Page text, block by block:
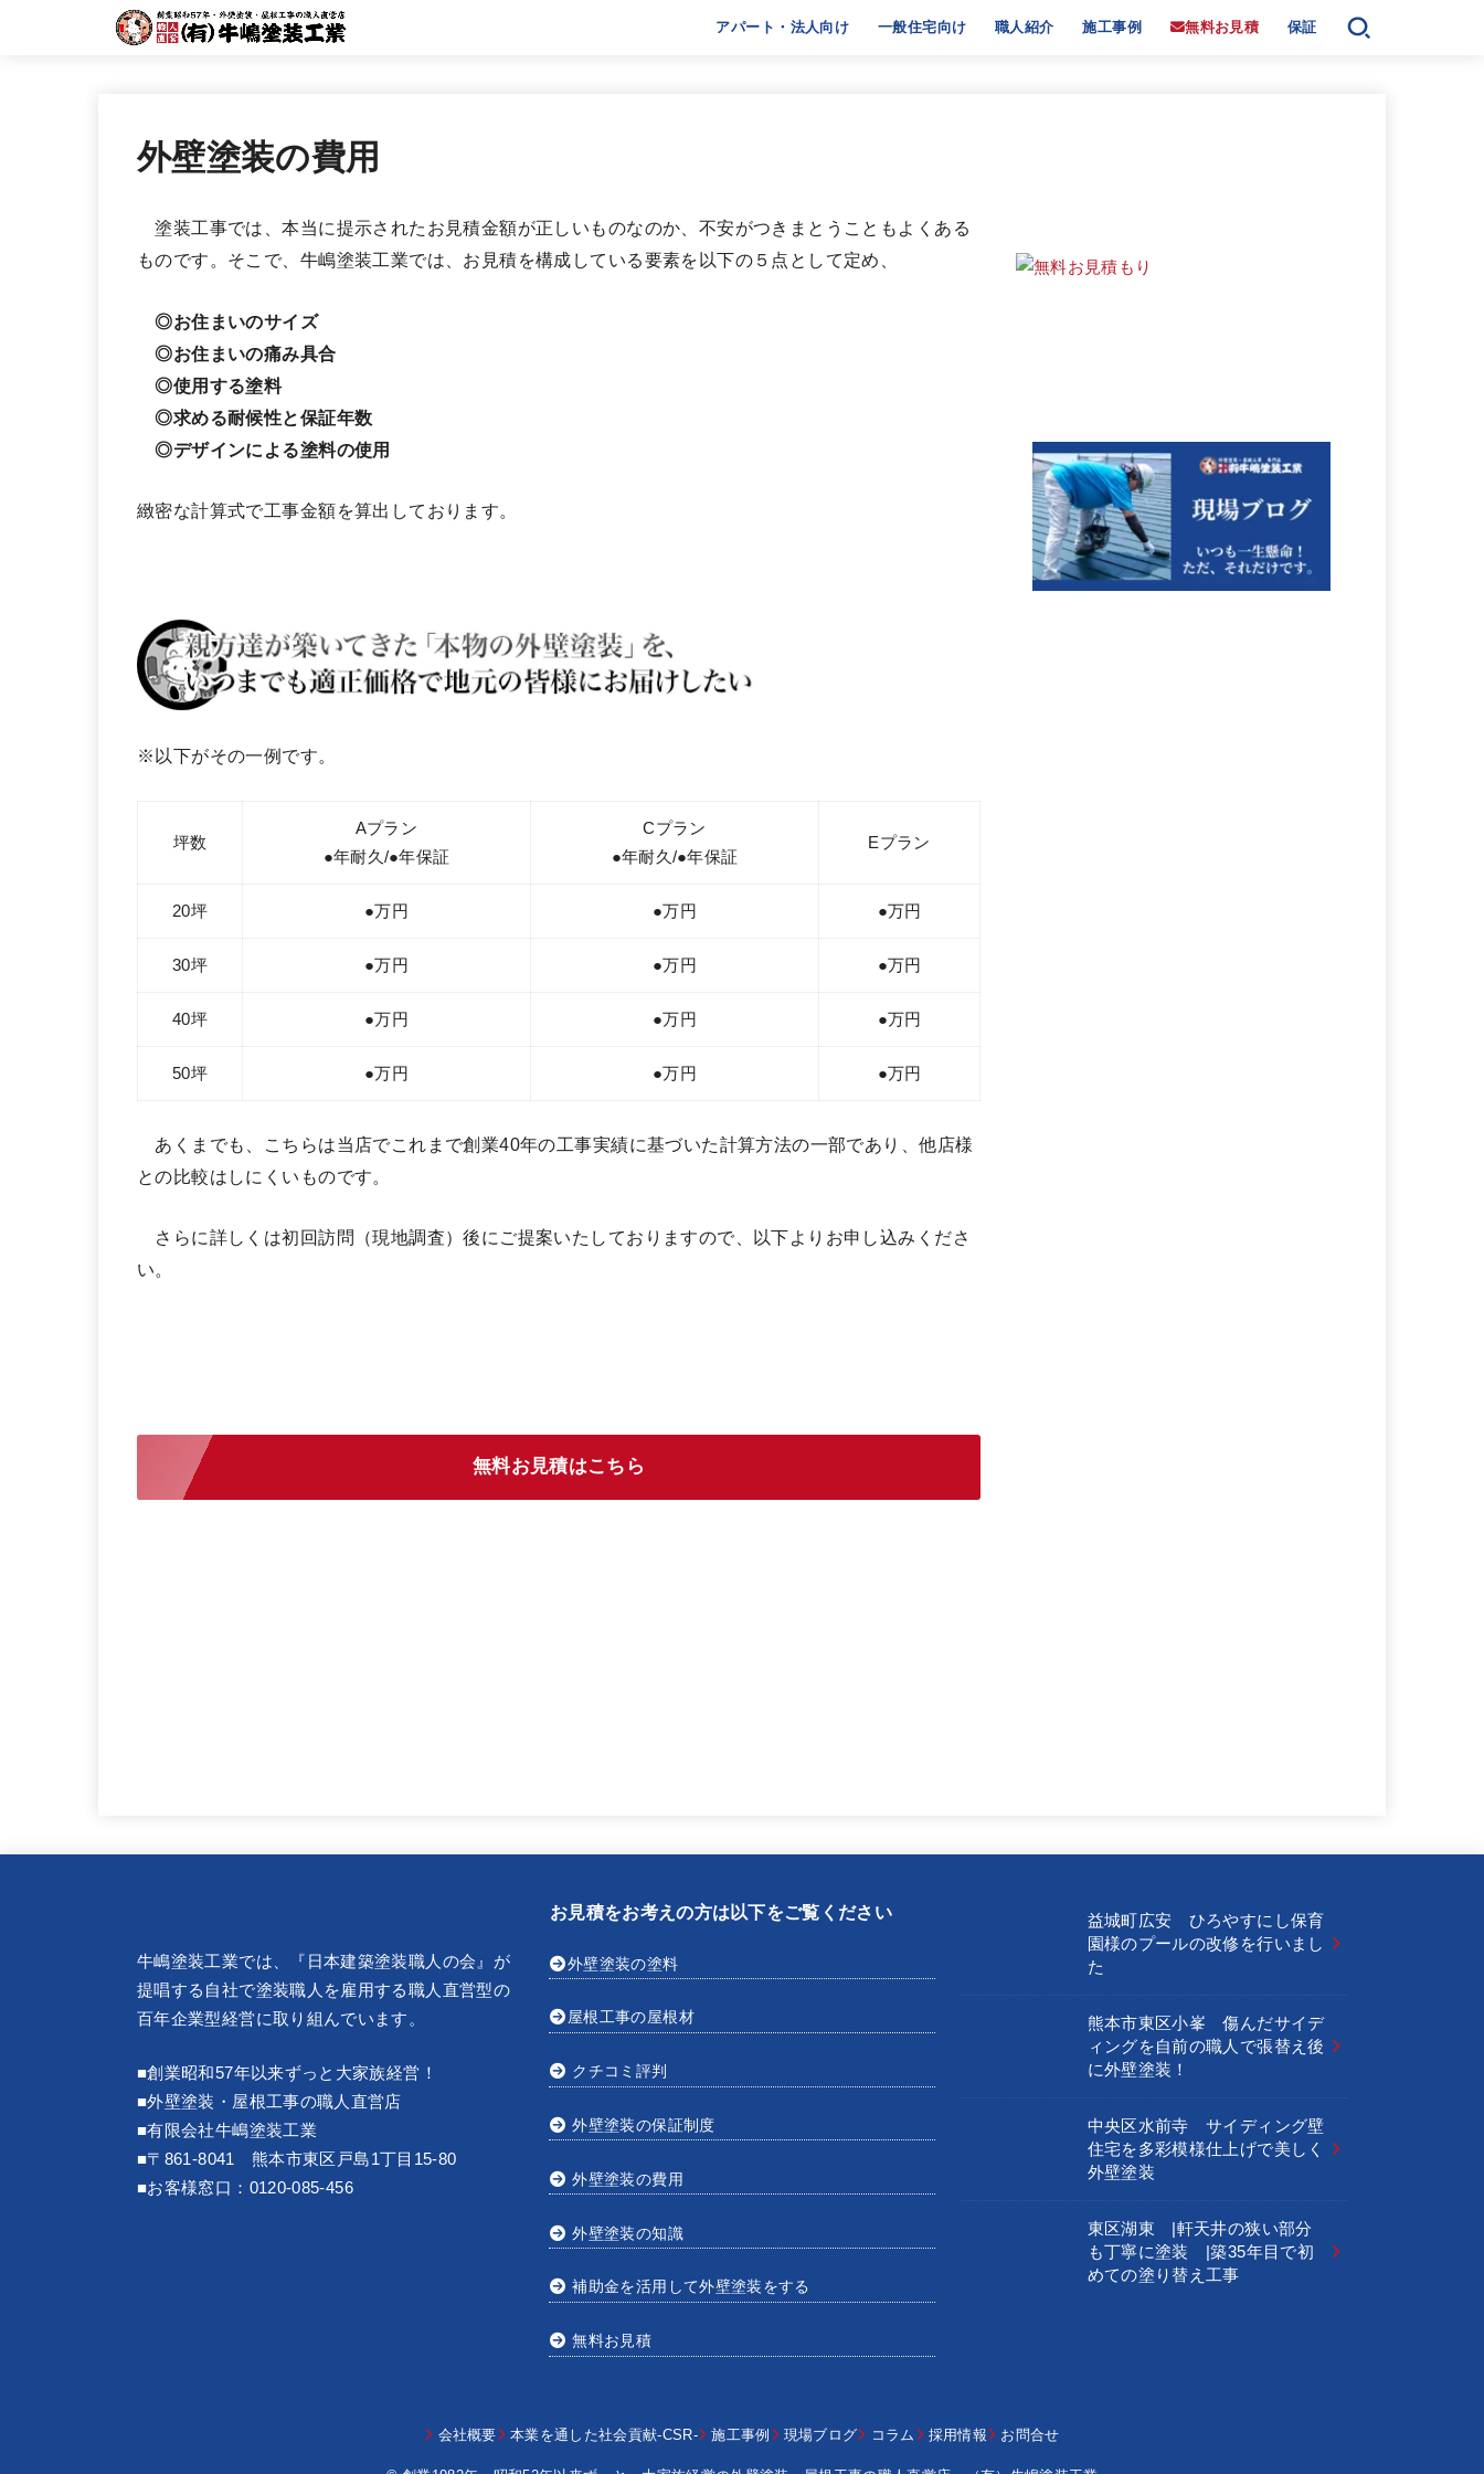
アパート・法人向け 一般住宅向け 職人紹介 施工事例 無料お見積 保証
外壁塗装の費用
塗装工事では、本当に提示されたお見積金額が正しいものなのか、不安がつきまとうこともよくある
ものです。そこで、牛嶋塗装工業では、お見積を構成している要素を以下の５点として定め、
◎お住まいのサイズ
◎お住まいの痛み具合
◎使用する塗料
◎求める耐候性と保証年数
◎デザインによる塗料の使用
緻密な計算式で工事金額を算出しております。
※以下がその一例です。
坪数
Aプラン
●年耐久/●年保証
Cプラン
●年耐久/●年保証
Eプラン
20坪 ●万円 ●万円 ●万円
30坪 ●万円 ●万円 ●万円
40坪 ●万円 ●万円 ●万円
50坪 ●万円 ●万円 ●万円
あくまでも、こちらは当店でこれまで創業40年の工事実績に基づいた計算方法の一部であり、他店様
との比較はしにくいものです。
さらに詳しくは初回訪問（現地調査）後にご提案いたしておりますので、以下よりお申し込みくださ
い。
無料お見積はこちら
牛嶋塗装工業では、『 日本建築塗装職人の会』が
提唱する自社で塗装職人を雇用する職人直営型の
百年企業型経営に取り組んでいます。
■創業昭和57年以来ずっと大家族経営！
■外壁塗装・屋根工事の職人直営店
■有限会社牛嶋塗装工業
■〒861-8041 熊本市東区戸島1丁目15-80
■お客様窓口： 0120-085-456
お見積をお考えの方は以下をご覧ください
外壁塗装の塗料
屋根工事の屋根材
クチコミ評判
外壁塗装の保証制度
外壁塗装の費用
外壁塗装の知識
補助金を活用して外壁塗装をする
無料お見積
益城町広安 ひろやすにし保育
園様のプールの改修を行いまし
た
熊本市東区小峯 傷んだサイデ
ィングを自前の職人で張替え後
に外壁塗装！
中央区水前寺 サイディング壁
住宅を多彩模様仕上げで美しく
外壁塗装
東区湖東 |軒天井の狭い部分
も丁寧に塗装 |築35年目で初
めての塗り替え工事
会社概要 本業を通した社会貢献-CSR- 施工事例 現場ブログ コラム 採用情報 お問合せ